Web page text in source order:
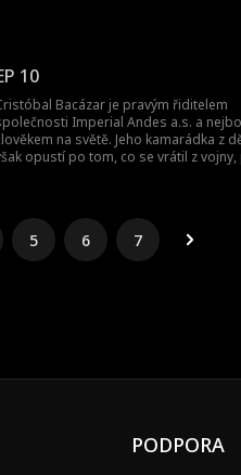
10
Bacázar je pravým řiditelem
Imperial Andes a.s. a
na světě. Jeho kamarádka z
opustí po tom, co se vrátil z
5 6 7
PODPORA